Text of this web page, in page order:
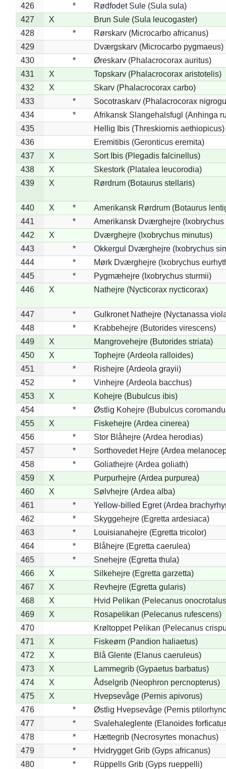
426
*
Rødfodet Sule (Sula sula)
427
X
Brun Sule (Sula leucogaster)
428
*
Rørskarv (Microcarbo africanus)
429
Dværgskarv (Microcarbo pygmaeus)
430
*
Øreskarv (Phalacrocorax auritus)
431
X
Topskarv (Phalacrocorax aristotelis)
432
X
Skarv (Phalacrocorax carbo)
433
*
Socotraskarv (Phalacrocorax
434
*
Afrikansk Slangehalsfugl (Anhinga
435
Hellig Ibis (Threskiornis aethiopicus)
436
Eremitibis (Geronticus eremita)
437
X
Sort Ibis (Plegadis falcinellus)
438
X
Skestork (Platalea leucorodia)
439
X Rørdrum (Botaurus stellaris)
440 X *
Amerikansk Rørdrum (Botaurus
441
*
Amerikansk Dværghejre (Ixobrychus
442
X
Dværghejre (Ixobrychus minutus)
443
*
Okkergul Dværghejre (Ixobrychus
444
*
Mørk Dværghejre (Ixobrychus
445
*
Pygmæhejre (Ixobrychus sturmii)
446
X Nathejre (Nycticorax nycticorax)
447 *
Gulkronet Nathejre (Nyctanassa
448
*
Krabbehejre (Butorides virescens)
449
X
Mangrovehejre (Butorides striata)
450
X
Tophejre (Ardeola ralloides)
451
*
Rishejre (Ardeola grayii)
452
*
Vinhejre (Ardeola bacchus)
453
X
Kohejre (Bubulcus ibis)
454
*
Østlig Kohejre (Bubulcus
455
X
Fiskehejre (Ardea cinerea)
456
*
Stor Blåhejre (Ardea herodias)
457
*
Sorthovedet Hejre (Ardea
458
*
Goliathejre (Ardea goliath)
459
X
Purpurhejre (Ardea purpurea)
460
X
Sølvhejre (Ardea alba)
461
*
Yellow-billed Egret (Ardea
462
*
Skyggehejre (Egretta ardesiaca)
463
*
Louisianahejre (Egretta tricolor)
464
*
Blåhejre (Egretta caerulea)
465
*
Snehejre (Egretta thula)
466
X
Silkehejre (Egretta garzetta)
467
X
Revhejre (Egretta gularis)
468
X
Hvid Pelikan (Pelecanus
469
X
Rosapelikan (Pelecanus rufescens)
470
Krøltoppet Pelikan (Pelecanus
471
X
Fiskeørn (Pandion haliaetus)
472
X
Blå Glente (Elanus caeruleus)
473
X
Lammegrib (Gypaetus barbatus)
474
X
Ådselgrib (Neophron percnopterus)
475
X
Hvepsevåge (Pernis apivorus)
476
*
Østlig Hvepsevåge (Pernis
477
*
Svalehaleglente (Elanoides
478
*
Hættegrib (Necrosyrtes monachus)
479
*
Hvidrygget Grib (Gyps africanus)
480
* Rüppells Grib (Gyps rueppelli)